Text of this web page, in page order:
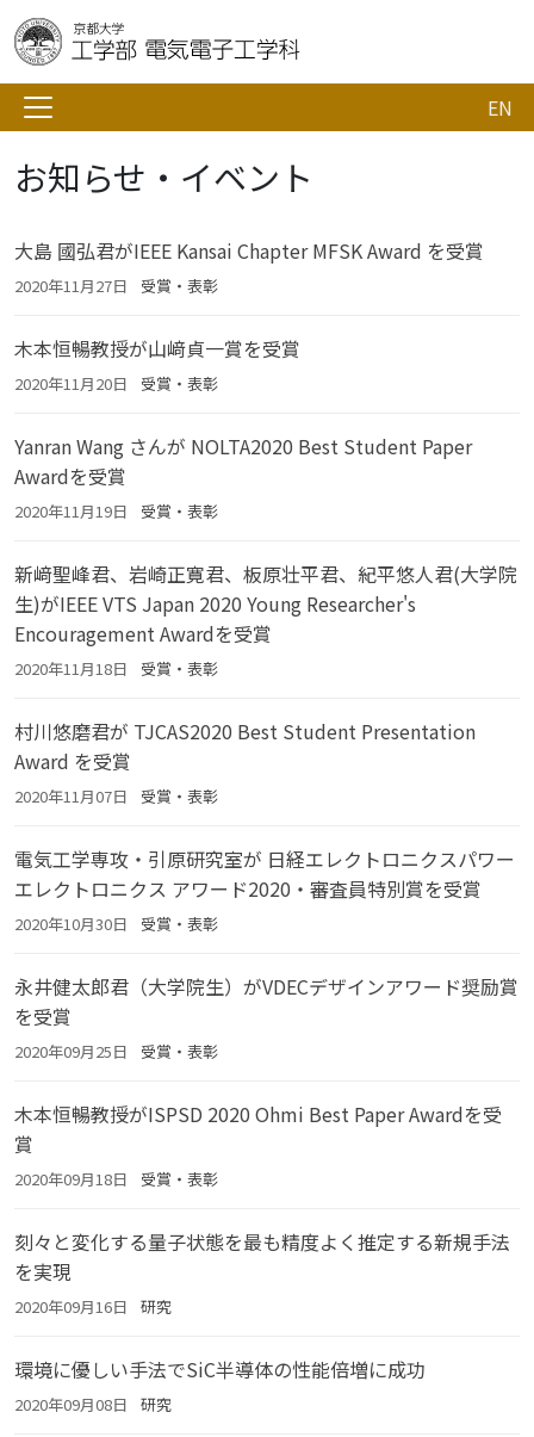
EN
お知らせ・イベント
大島 國弘君がIEEE Kansai Chapter MFSK Award を受賞
2020年11月27日 受賞・表彰
木本恒暢教授が山﨑貞一賞を受賞
2020年11月20日 受賞・表彰
Yanran Wang さんが NOLTA2020 Best Student Paper
Awardを受賞
2020年11月19日 受賞・表彰
新﨑聖峰君、岩崎正寛君、板原壮平君、紀平悠人君(大学院
生)がIEEE VTS Japan 2020 Young Researcher's
Encouragement Awardを受賞
2020年11月18日 受賞・表彰
村川悠磨君が TJCAS2020 Best Student Presentation
Award を受賞
2020年11月07日 受賞・表彰
電気工学専攻・引原研究室が 日経エレクトロニクスパワー
エレクトロニクス アワード2020・審査員特別賞を受賞
2020年10月30日 受賞・表彰
永井健太郎君（大学院生）がVDECデザインアワード奨励賞
を受賞
2020年09月25日 受賞・表彰
木本恒暢教授がISPSD 2020 Ohmi Best Paper Awardを受
賞
2020年09月18日 受賞・表彰
刻々と変化する量子状態を最も精度よく推定する新規手法
を実現
2020年09月16日 研究
環境に優しい手法でSiC半導体の性能倍増に成功
2020年09月08日 研究